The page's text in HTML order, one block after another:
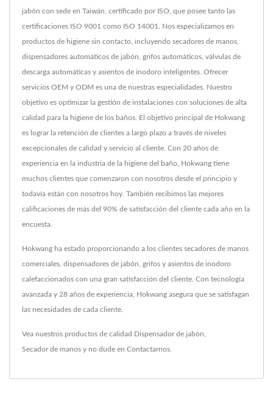
jabón con sede en Taiwán, certificado por ISO, que posee tanto las
certificaciones ISO 9001 como ISO 14001. Nos especializamos en
productos de higiene sin contacto, incluyendo secadores de manos,
dispensadores automáticos de jabón, grifos automáticos, válvulas de
descarga automáticas y asientos de inodoro inteligentes. Ofrecer
servicios OEM y ODM es una de nuestras especialidades. Nuestro
objetivo es optimizar la gestión de instalaciones con soluciones de alta
calidad para la higiene de los baños. El objetivo principal de Hokwang
es lograr la retención de clientes a largo plazo a través de niveles
excepcionales de calidad y servicio al cliente. Con 20 años de
experiencia en la industria de la higiene del baño, Hokwang tiene
muchos clientes que comenzaron con nosotros desde el principio y
todavía están con nosotros hoy. También recibimos las mejores
calificaciones de más del 90% de satisfacción del cliente cada año en la
encuesta.
Hokwang ha estado proporcionando a los clientes secadores de manos
comerciales, dispensadores de jabón, grifos y asientos de inodoro
calefaccionados con una gran satisfacción del cliente. Con tecnología
avanzada y 28 años de experiencia, Hokwang asegura que se satisfagan
las necesidades de cada cliente.
Vea nuestros productos de calidad Dispensador de jabón
Secador de manos y no dude en Contactarnos